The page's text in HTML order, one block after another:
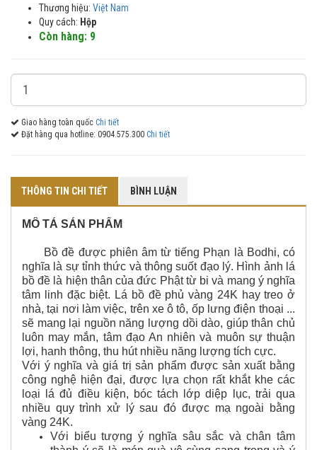
Thương hiệu: Việt Nam
Quy cách: Hộp
Còn hàng: 9
Giao hàng toàn quốc Chi tiết
Đặt hàng qua hotline: 0904.575.300 Chi tiết
THÔNG TIN CHI TIẾT BÌNH LUẬN
MÔ TẢ SẢN PHẨM
Bồ đề được phiên âm từ tiếng Phạn là Bodhi, có
nghĩa là sự tỉnh thức và thông suốt đạo lý. Hình ảnh lá
bồ đề là hiện thân của đức Phật từ bi và mang ý nghĩa
tâm linh đặc biệt. Lá bồ đề phủ vàng 24K hay treo ở
nhà, tại nơi làm việc, trên xe ô tô, ốp lưng điện thoại ...
sẽ mang lại nguồn năng lượng dồi dào, giúp thân chủ
luôn may mắn, tâm đạo An nhiên và muôn sự thuận
lợi, hanh thông, thu hút nhiều năng lượng tích cực.
Với ý nghĩa và giá trị sản phẩm được sản xuất bằng
công nghệ hiện đại, được lựa chọn rất khắt khe các
loại lá đủ điều kiện, bóc tách lớp diệp lục, trải qua
nhiều quy trình xử lý sau đó được mạ ngoài bằng
vàng 24K.
Với biểu tượng ý nghĩa sâu sắc và chân tâm